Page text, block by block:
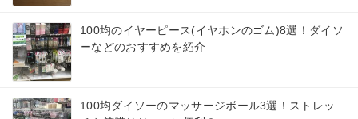
100均のイヤーピース(イヤホンのゴム)8選！ダイソ
ーなどのおすすめを紹介
100均ダイソーのマッサージボール3選！ストレッ